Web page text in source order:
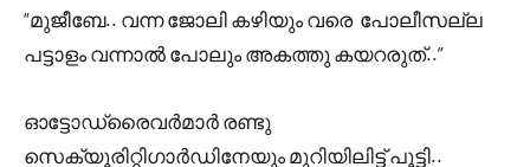
“മുജീബേ.. വന്ന ജോലി കഴിയും വരെ പോലീസല്ല
പട്ടാളം വന്നാൽ പോലും അകത്തു കയറരുത്..”
ഓട്ടോഡ്രൈവർമാർ രണ്ടു
സെക്യൂരിറ്റിഗാർഡിനേയും മുറിയിലിട്ട് പൂട്ടി..